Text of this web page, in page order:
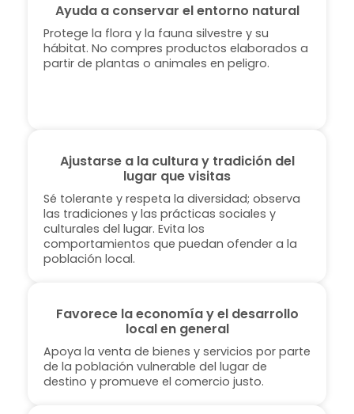
Ayuda a conservar el entorno natural
Protege la flora y la fauna silvestre y su
hábitat. No compres productos elaborados a
partir de plantas o animales en peligro.
Ajustarse a la cultura y tradición del
lugar que visitas
Sé tolerante y respeta la diversidad; observa
las tradiciones y las prácticas sociales y
culturales del lugar. Evita los
comportamientos que puedan ofender a la
población local.
Favorece la economía y el desarrollo
local en general
Apoya la venta de bienes y servicios por parte
de la población vulnerable del lugar de
destino y promueve el comercio justo.